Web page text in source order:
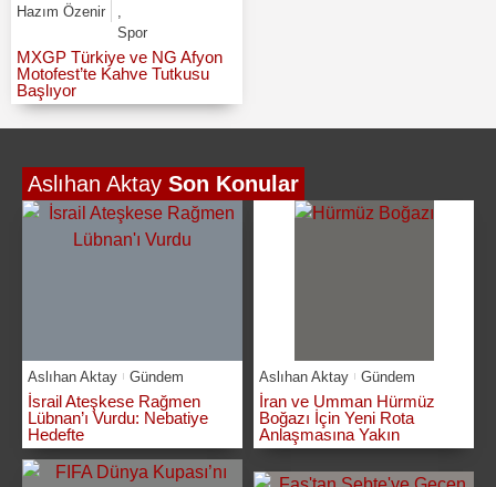
Hazım Özenir
Spor
MXGP Türkiye ve NG Afyon
Motofest’te Kahve Tutkusu
Başlıyor
Aslıhan Aktay Son Konular
Aslıhan Aktay Gündem
İsrail Ateşkese Rağmen
Lübnan’ı Vurdu: Nebatiye
Hedefte
Aslıhan Aktay Gündem
İran ve Umman Hürmüz
Boğazı İçin Yeni Rota
Anlaşmasına Yakın